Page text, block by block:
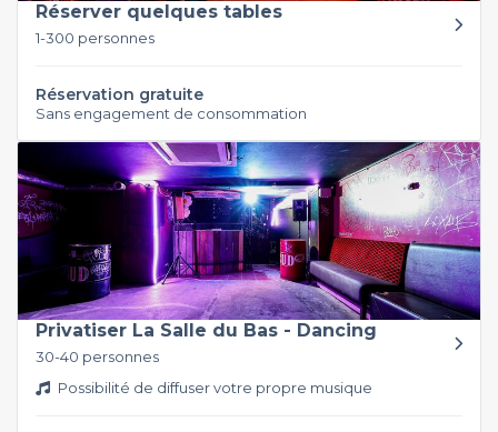
Réserver quelques tables
1-300 personnes
Réservation gratuite
Sans engagement de consommation
Privatiser La Salle du Bas - Dancing
30-40 personnes
Possibilité de diffuser votre propre musique